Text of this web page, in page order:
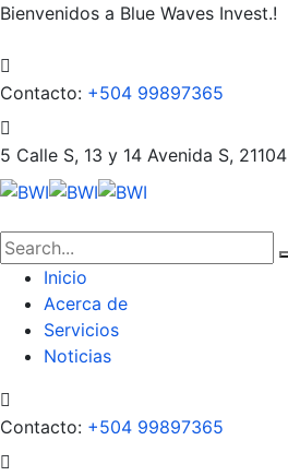
Bienvenidos a Blue Waves Invest.!
Contacto: +504 99897365
5 Calle S, 13 y 14 Avenida S, 21104
Inicio
Acerca de
Servicios
Noticias
Contacto: +504 99897365